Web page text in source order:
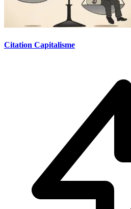
Citation Capitalisme